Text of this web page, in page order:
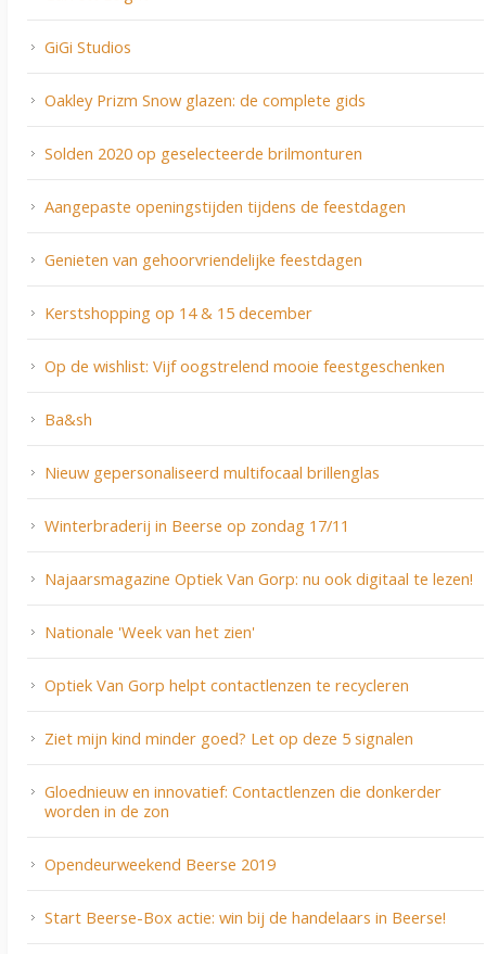
GiGi Studios
Oakley Prizm Snow glazen: de complete gids
Solden 2020 op geselecteerde brilmonturen
Aangepaste openingstijden tijdens de feestdagen
Genieten van gehoorvriendelijke feestdagen
Kerstshopping op 14 & 15 december
Op de wishlist: Vijf oogstrelend mooie feestgeschenken
Ba&sh
Nieuw gepersonaliseerd multifocaal brillenglas
Winterbraderij in Beerse op zondag 17/11
Najaarsmagazine Optiek Van Gorp: nu ook digitaal te lezen!
Nationale 'Week van het zien'
Optiek Van Gorp helpt contactlenzen te recycleren
Ziet mijn kind minder goed? Let op deze 5 signalen
Gloednieuw en innovatief: Contactlenzen die donkerder
worden in de zon
Opendeurweekend Beerse 2019
Start Beerse-Box actie: win bij de handelaars in Beerse!